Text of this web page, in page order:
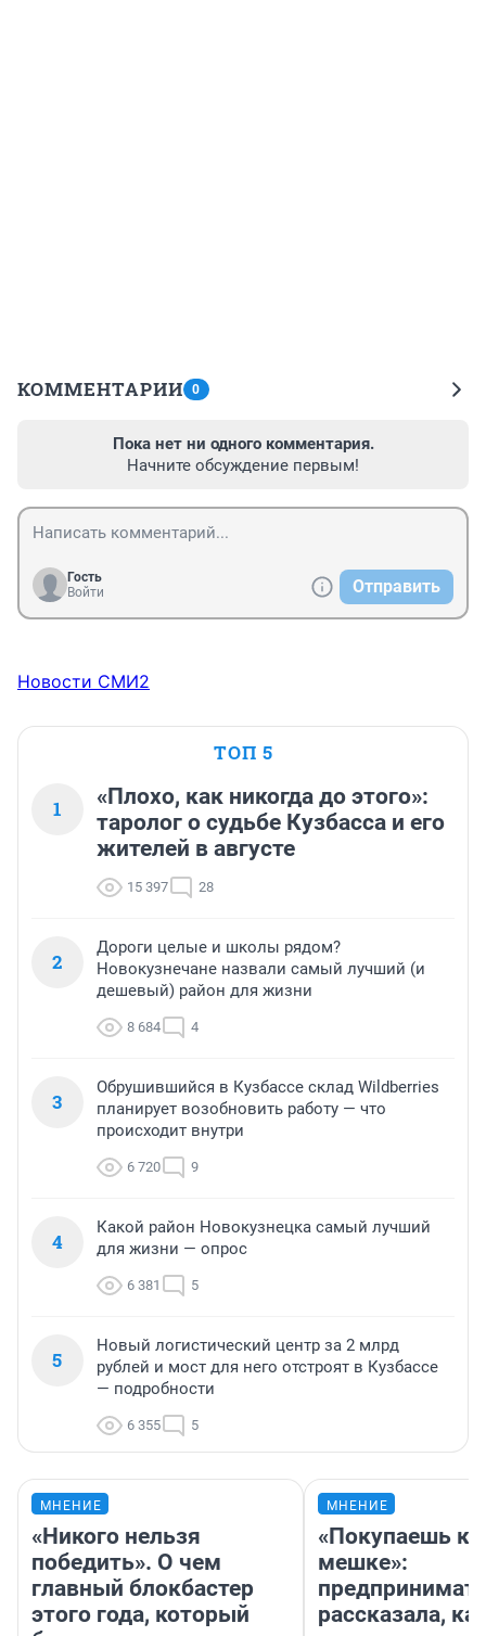
КОММЕНТАРИИ 0
Пока нет ни одного комментария.
Начните обсуждение первым!
Гость
Войти
Отправить
Новости СМИ2
ТОП 5
1
«Плохо, как никогда до этого»:
таролог о судьбе Кузбасса и его
жителей в августе
15 397 28
2
Дороги целые и школы рядом?
Новокузнечане назвали самый лучший (и
дешевый) район для жизни
8 684 4
3
Обрушившийся в Кузбассе склад Wildberries
планирует возобновить работу — что
происходит внутри
6 720 9
4
Какой район Новокузнецка самый лучший
для жизни — опрос
6 381 5
5
Новый логистический центр за 2 млрд
рублей и мост для него отстроят в Кузбассе
— подробности
6 355 5
МНЕНИЕ
«Никого нельзя
победить». О чем
главный блокбастер
этого года, который
МНЕНИЕ
«Покупаешь
мешке»:
рассказала,